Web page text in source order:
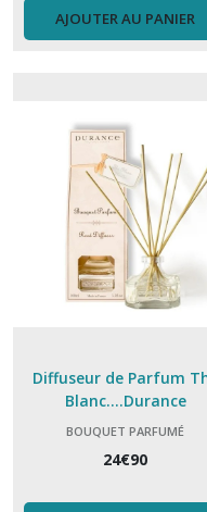
AJOUTER AU PANIER
Diffuseur de Parfum
Blanc....Durance
BOUQUET PARFUMÉ
24€90